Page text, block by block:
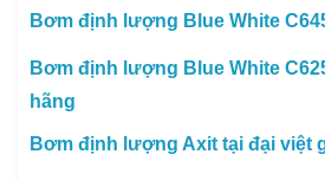
Bơm định lượng Blue White
Bơm định lượng Blue White
hãng
Bơm định lượng Axit tại đại việt